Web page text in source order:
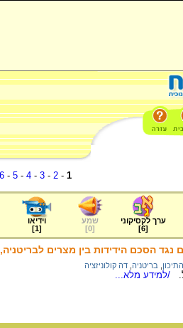
1
-
2
-
3
-
4
-
5
-
6
ערך לקסיקוני
[
6
]
שמע
[
0
]
וידיאו
[
1
]
הסכם הידידות בין מצרים לבריטניה, 1936
בריטניה דה קולוניזציה
/למידע מלא...